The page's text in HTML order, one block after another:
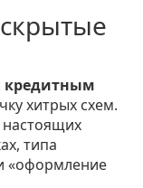
кредитным
хитрых схем.
типа
«оформление